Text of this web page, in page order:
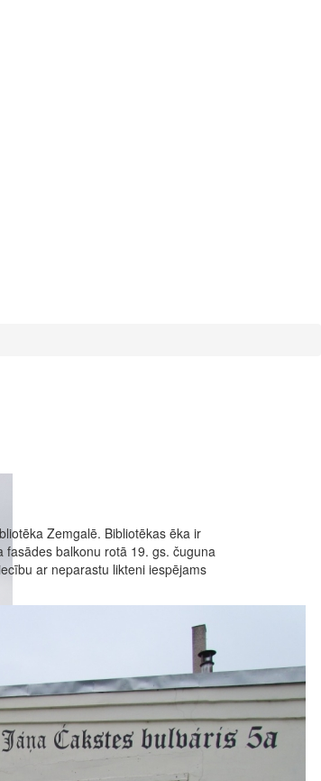
Zemgalē. Bibliotēkas ēka ir
balkonu rotā 19. gs. čuguna
ar neparastu likteni iespējams